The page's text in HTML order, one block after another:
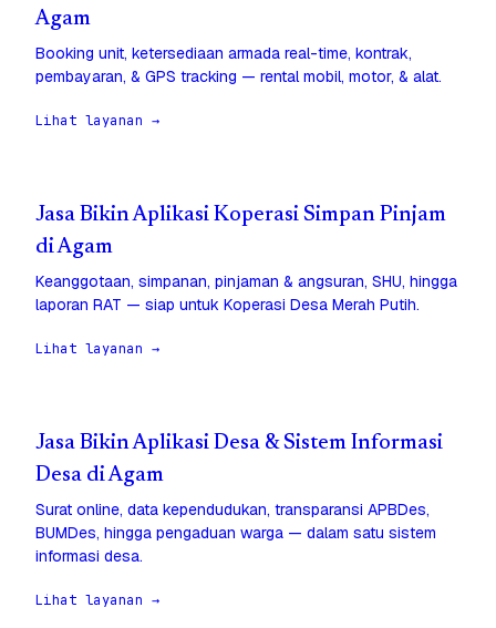
Agam
Booking unit, ketersediaan armada real-time, kontrak,
pembayaran, & GPS tracking — rental mobil, motor, & alat.
Lihat layanan →
Jasa Bikin Aplikasi Koperasi Simpan Pinjam
di Agam
Keanggotaan, simpanan, pinjaman & angsuran, SHU, hingga
laporan RAT — siap untuk Koperasi Desa Merah Putih.
Lihat layanan →
Jasa Bikin Aplikasi Desa & Sistem Informasi
Desa di Agam
Surat online, data kependudukan, transparansi APBDes,
BUMDes, hingga pengaduan warga — dalam satu sistem
informasi desa.
Lihat layanan →